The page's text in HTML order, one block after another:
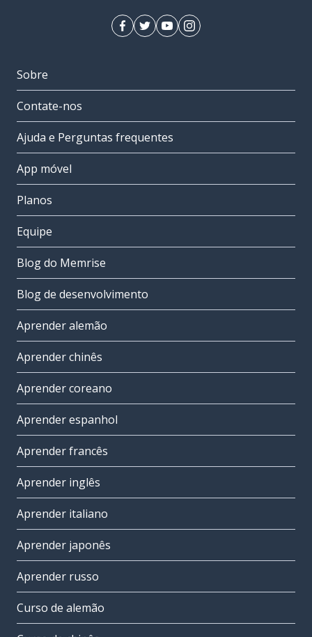
Sobre
Contate-nos
Ajuda e Perguntas frequentes
App móvel
Planos
Equipe
Blog do Memrise
Blog de desenvolvimento
Aprender alemão
Aprender chinês
Aprender coreano
Aprender espanhol
Aprender francês
Aprender inglês
Aprender italiano
Aprender japonês
Aprender russo
Curso de alemão